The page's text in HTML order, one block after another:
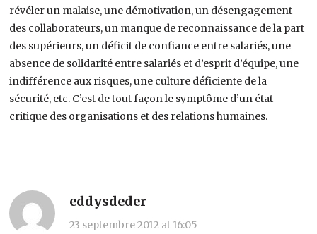
révéler un malaise, une démotivation, un désengagement
des collaborateurs, un manque de reconnaissance de la part
des supérieurs, un déficit de confiance entre salariés, une
absence de solidarité entre salariés et d’esprit d’équipe, une
indifférence aux risques, une culture déficiente de la
sécurité, etc. C’est de tout façon le symptôme d’un état
critique des organisations et des relations humaines.
eddysdeder
23 septembre 2012 at 16:05